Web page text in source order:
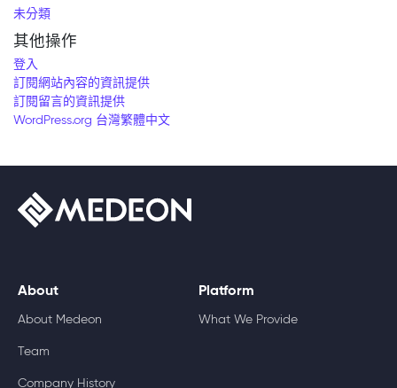
未分類
其他操作
登入
訂閱網站內容的資訊提供
訂閱留言的資訊提供
WordPress.org 台灣繁體中文
About
About Medeon
Team
Company History
Platform
What We Provide